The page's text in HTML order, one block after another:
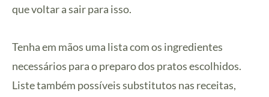
que voltar a sair para isso.
Tenha em mãos uma lista com os ingredientes
necessários para o preparo dos pratos escolhidos.
Liste também possíveis substitutos nas receitas,